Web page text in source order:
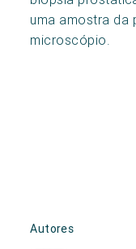
uma amostra da
microscópio.
Autores